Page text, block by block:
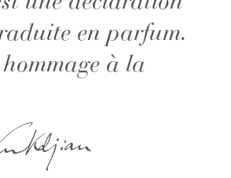
en parfum.
à la